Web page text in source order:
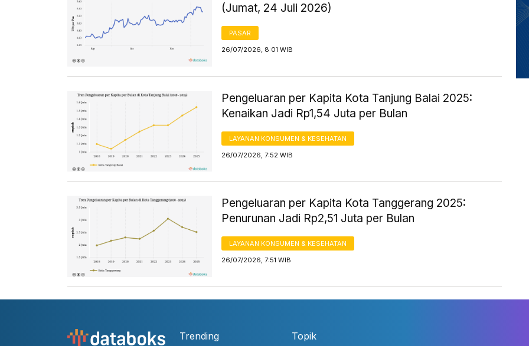
(Jumat, 24 Juli 2026)
PASAR
26/07/2026, 8:01 WIB
Pengeluaran per Kapita Kota Tanjung Balai 2025:
Kenaikan Jadi Rp1,54 Juta per Bulan
LAYANAN KONSUMEN & KESEHATAN
26/07/2026, 7:52 WIB
Pengeluaran per Kapita Kota Tanggerang 2025:
Penurunan Jadi Rp2,51 Juta per Bulan
LAYANAN KONSUMEN & KESEHATAN
26/07/2026, 7:51 WIB
Trending Topik